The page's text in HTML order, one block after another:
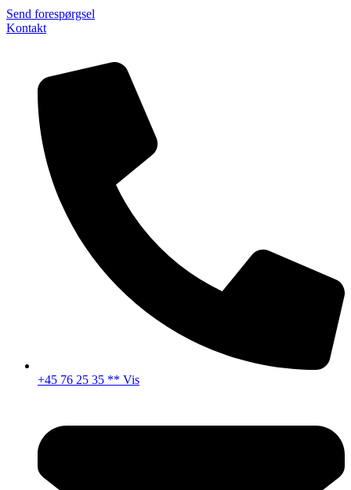
Send forespørgsel
Kontakt
+45 76 25 35 ** Vis